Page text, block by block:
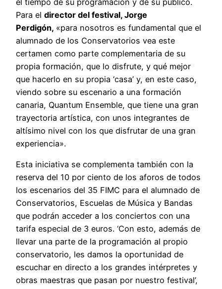
Para el director del festival, Jorge
Perdigón, «para nosotros es fundamental que el
alumnado de los Conservatorios vea este
certamen como parte complementaria de su
propia formación, que lo disfrute, y qué mejor
que hacerlo en su propia ‘casa’ y, en este caso,
viendo sobre su escenario a una formación
canaria, Quantum Ensemble, que tiene una gran
trayectoria artística, con unos integrantes de
altísimo nivel con los que disfrutar de una gran
experiencia».
Esta iniciativa se complementa también con la
reserva del 10 por ciento de los aforos de todos
los escenarios del 35 FIMC para el alumnado de
Conservatorios, Escuelas de Música y Bandas
que podrán acceder a los conciertos con una
tarifa especial de 3 euros. ‘Con esto, además de
llevar una parte de la programación al propio
conservatorio, les damos la oportunidad de
escuchar en directo a los grandes intérpretes y
obras maestras que pasan por nuestro festival’,